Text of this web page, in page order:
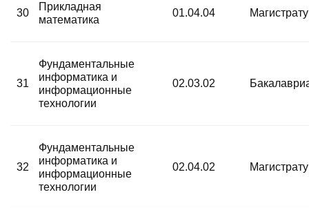
30
Прикладная
математика
01.04.04
31
Фундаментальные
информатика и
информационные
технологии
02.03.02
32
Фундаментальные
информатика и
информационные
технологии
02.04.02